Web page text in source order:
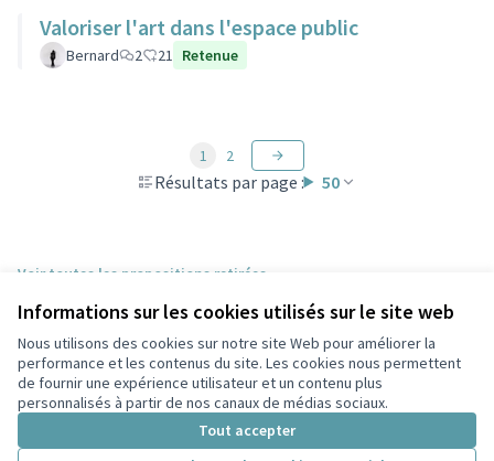
Informations sur les cookies utilisés sur le site web
Nous utilisons des cookies sur notre site Web pour améliorer la
performance et les contenus du site. Les cookies nous permettent
de fournir une expérience utilisateur et un contenu plus
personnalisés à partir de nos canaux de médias sociaux.
Tout accepter
Valoriser l'art dans l'espace public
Bernard 2 21 Retenue
Résultats par page : 50
1 2
Voir toutes les propositions retirées
Conditions d'utilisation
Paramètres des cookies
Participez Villeurbanne sur X
(Lien externe)
Participez Villeurbanne sur Facebook
Participez Villeurbanne sur Instagram
Participez Villeurbanne sur YouTube
(Lien externe)